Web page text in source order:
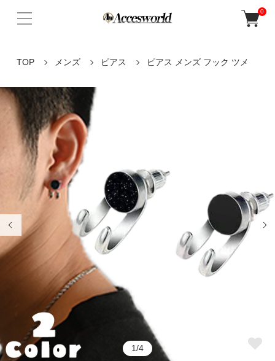
0
TOP メンズ ピアス ピアス メンズ フック ツメ
1/4